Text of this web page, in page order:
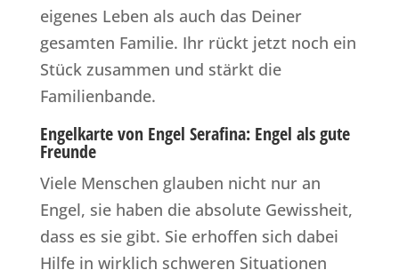
eigenes Leben als auch das Deiner
gesamten Familie. Ihr rückt jetzt noch ein
Stück zusammen und stärkt die
Familienbande.
Engelkarte von Engel Serafina: Engel als gute
Freunde
Viele Menschen glauben nicht nur an
Engel, sie haben die absolute Gewissheit,
dass es sie gibt. Sie erhoffen sich dabei
Hilfe in wirklich schweren Situationen